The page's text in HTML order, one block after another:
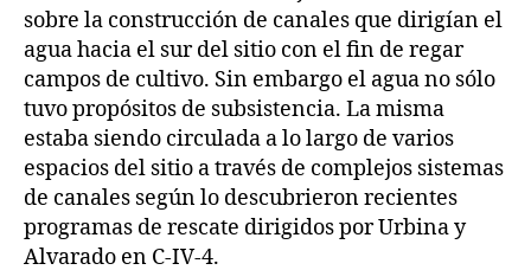
sobre la construcción de canales que dirigían el
agua hacia el sur del sitio con el fin de regar
campos de cultivo. Sin embargo el agua no sólo
tuvo propósitos de subsistencia. La misma
estaba siendo circulada a lo largo de varios
espacios del sitio a través de complejos sistemas
de canales según lo descubrieron recientes
programas de rescate dirigidos por Urbina y
Alvarado en C-IV-4.